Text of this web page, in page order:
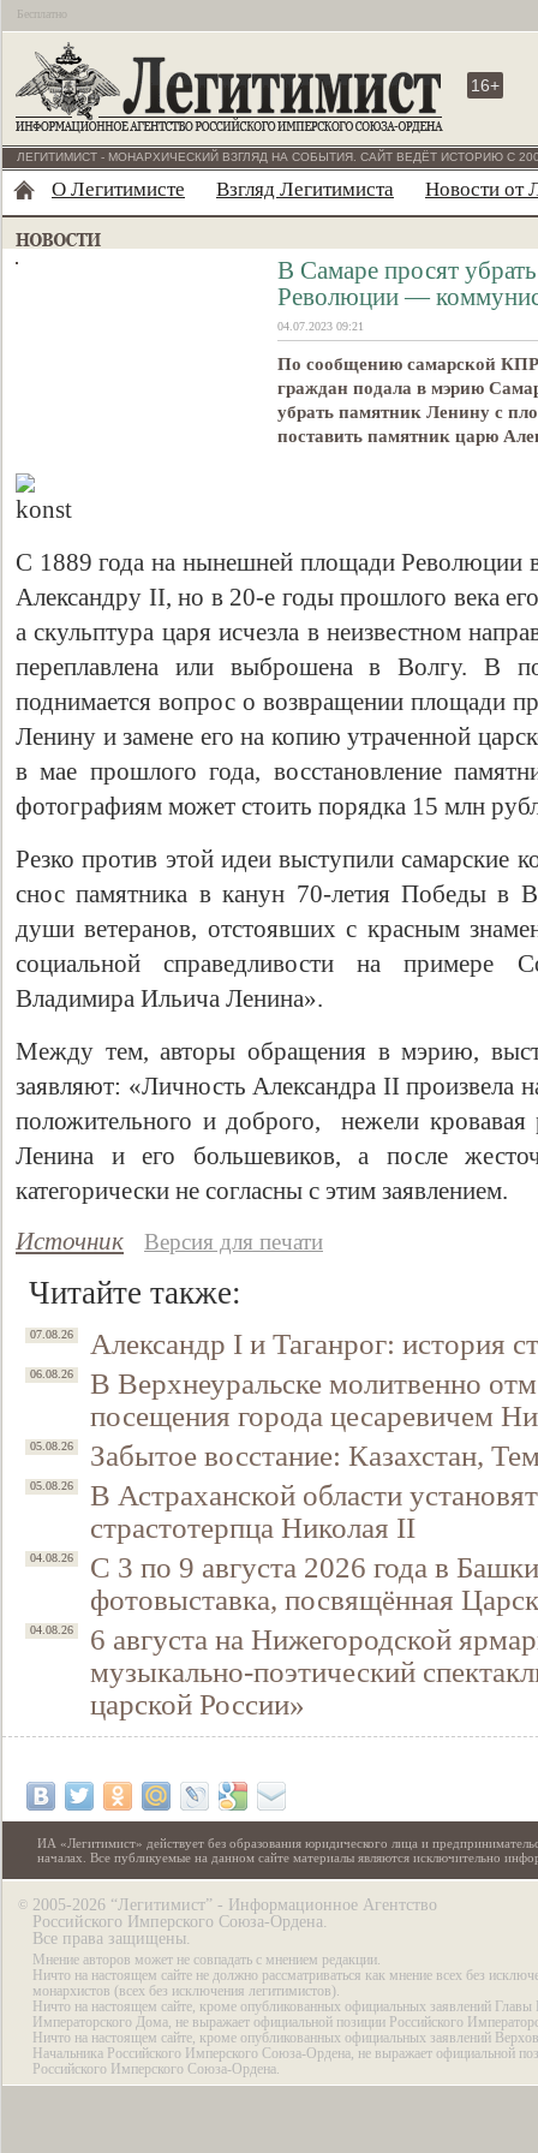
Бесплатно
16+
ЛЕГИТИМИСТ - МОНАРХИЧЕСКИЙ ВЗГЛЯД НА СОБЫТИЯ. САЙТ ВЕДЁТ ИСТОРИЮ С
О Легитимисте Взгляд Легитимиста Новости от
В Самаре просят
Революции —
04.07.2023 09:21
По сообщению самарской
граждан подала в мэрию
убрать памятник Ленину с
поставить памятник царю
С 1889 года на нынешней площади Революции
Александру II, но в 20-е годы прошлого века
а скульптура царя исчезла в неизвестном
переплавлена или выброшена в Волгу. В
поднимается вопрос о возвращении площади
Ленину и замене его на копию утраченной
в мае прошлого года, восстановление
фотографиям может стоить порядка 15 млн
Резко против этой идеи выступили самарские
снос памятника в канун 70-летия Победы в
души ветеранов, отстоявших с красным
социальной справедливости на примере
Владимира Ильича Ленина».
Между тем, авторы обращения в мэрию,
заявляют: «Личность Александра II произвела
положительного и доброго, нежели
Ленина и его большевиков, а после
категорически не согласны с этим заявлением.
Источник
Версия для печати
Читайте также:
07.08.26 Александр I и Таганрог: история
06.08.26
В Верхнеуральске молитвенно
посещения города цесаревичем
05.08.26 Забытое восстание: Казахстан,
05.08.26
В Астраханской области
страстотерпца Николая II
04.08.26
С 3 по 9 августа 2026 года в
фотовыставка, посвящённая
04.08.26
6 августа на Нижегородской
музыкально-поэтический
царской России»
ИА «Легитимист» действует без образования юридического лица и
началах. Все публикуемые на данном сайте материалы являются исключительно
© 2005-2026 “Легитимист” - Информационное Агентство
Российского Имперского Союза-Ордена.
Все права защищены.
Мнение авторов может не совпадать с мнением редакции.
Ничто на настоящем сайте не должно рассматриваться как мнение всех без
монархистов (всех без исключения легитимистов).
Ничто на настоящем сайте, кроме опубликованных официальных заявлений Главы
Императорского Дома, не выражает официальной позиции Российского
Ничто на настоящем сайте, кроме опубликованных официальных заявлений
Начальника Российского Имперского Союза-Ордена, не выражает официальной
Российского Имперского Союза-Ордена.